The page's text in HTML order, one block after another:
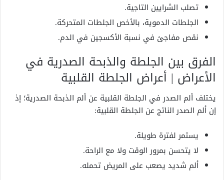
تصلب الشرايين التاجية.
الجلطات الدموية، بالأخص الجلطات المتحركة.
نقص مفاجئ في نسبة الأكسجين في الدم.
الفرق بين الجلطة والذبحة الصدرية في
الأعراض | أعراض الجلطة القلبية
يختلف ألم الصدر في الجلطة القلبية عن ألم الذبحة الصدرية؛ إذ
إن ألم الصدر الناتج عن الجلطة القلبية:
يستمر لفترة طويلة.
لا يتحسن بمرور الوقت ولا مع الراحة.
ألم شديد يصعب على المريض تحمله.